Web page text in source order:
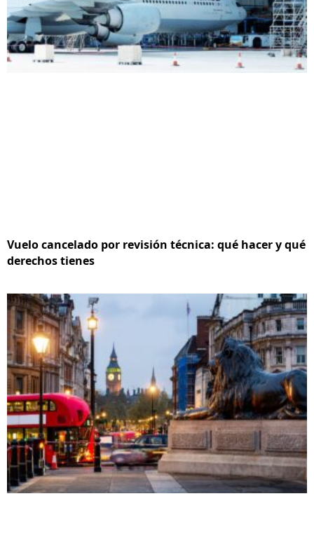
Vuelo cancelado por revisión técnica: qué hacer y qué
derechos tienes